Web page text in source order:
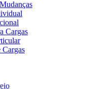
Cargas
Cargas